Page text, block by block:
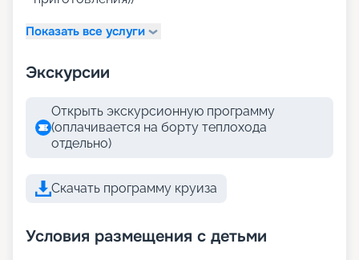
Показать все услуги
Экскурсии
Открыть экскурсионную программу
(оплачивается на борту теплохода
отдельно)
Скачать программу круиза
Условия размещения с детьми